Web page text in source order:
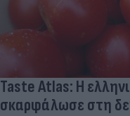
Taste Atlas: Η
σκαρφάλωσε στη